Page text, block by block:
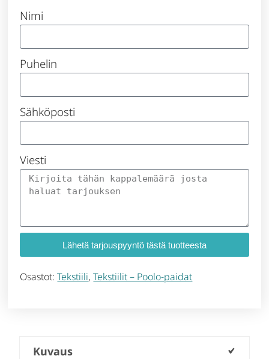
Nimi
Puhelin
Sähköposti
Viesti
Lähetä tarjouspyyntö tästä tuotteesta
Osastot:Tekstiili,Tekstiilit – Poolo-paidat
Kuvaus